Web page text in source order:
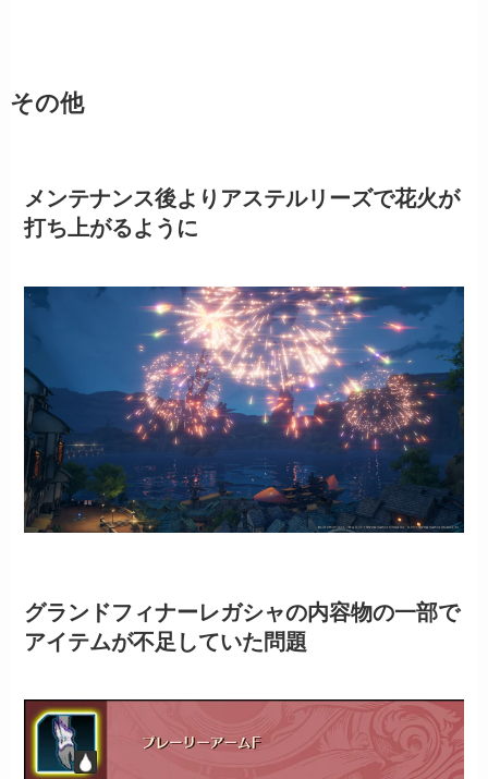
その他
メンテナンス後よりアステルリーズで花火が
打ち上がるように
グランドフィナーレガシャの内容物の一部で
アイテムが不足していた問題